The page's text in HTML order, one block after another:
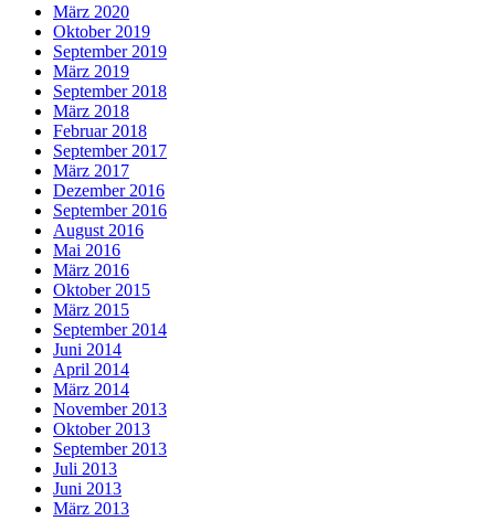
März 2020
Oktober 2019
September 2019
März 2019
September 2018
März 2018
Februar 2018
September 2017
März 2017
Dezember 2016
September 2016
August 2016
Mai 2016
März 2016
Oktober 2015
März 2015
September 2014
Juni 2014
April 2014
März 2014
November 2013
Oktober 2013
September 2013
Juli 2013
Juni 2013
März 2013